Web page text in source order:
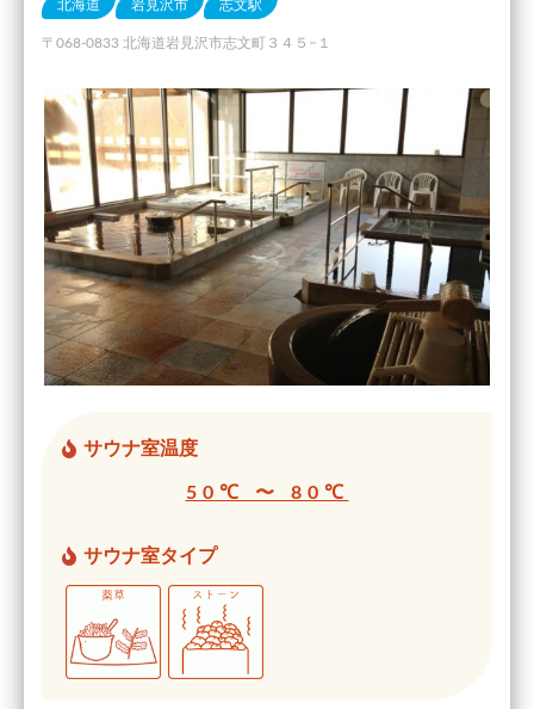
北海道 岩見沢市 志文駅
〒068-0833 北海道岩見沢市志文町３４５−１
サウナ室温度
50℃ 〜 80℃
サウナ室タイプ